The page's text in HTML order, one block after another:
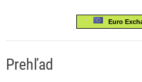
Euro
Prehľad